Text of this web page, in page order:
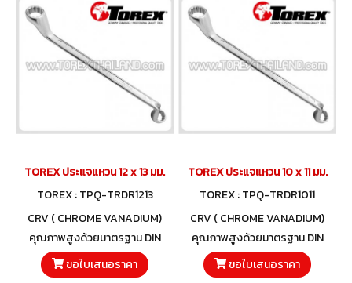
TOREX ประแจแหวน 12 x 13 มม.
TOREX : TPQ-TRDR1213
CRV ( CHROME VANADIUM)
คุณภาพสูงด้วยมาตรฐาน DIN
838 และวัสดุโครมวานาเดียม
ขอใบเสนอราคา
TOREX ประแจแหวน 10 x 11 มม.
TOREX : TPQ-TRDR1011
CRV ( CHROME VANADIUM)
คุณภาพสูงด้วยมาตรฐาน DIN
838 และวัสดุโครมวานาเดียม
ขอใบเสนอราคา